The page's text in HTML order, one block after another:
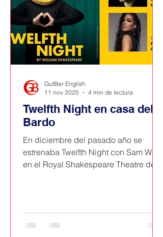
Twelfth Night en casa del
Bardo
En diciembre del pasado año se
estrenaba Twelfth Night con Sam West
en el Royal Shakespeare Theatre de
el privilegio de ver la representación
de esta producción el día 1 de enero
GutBer English
11 nov 2025
4 min de lectura